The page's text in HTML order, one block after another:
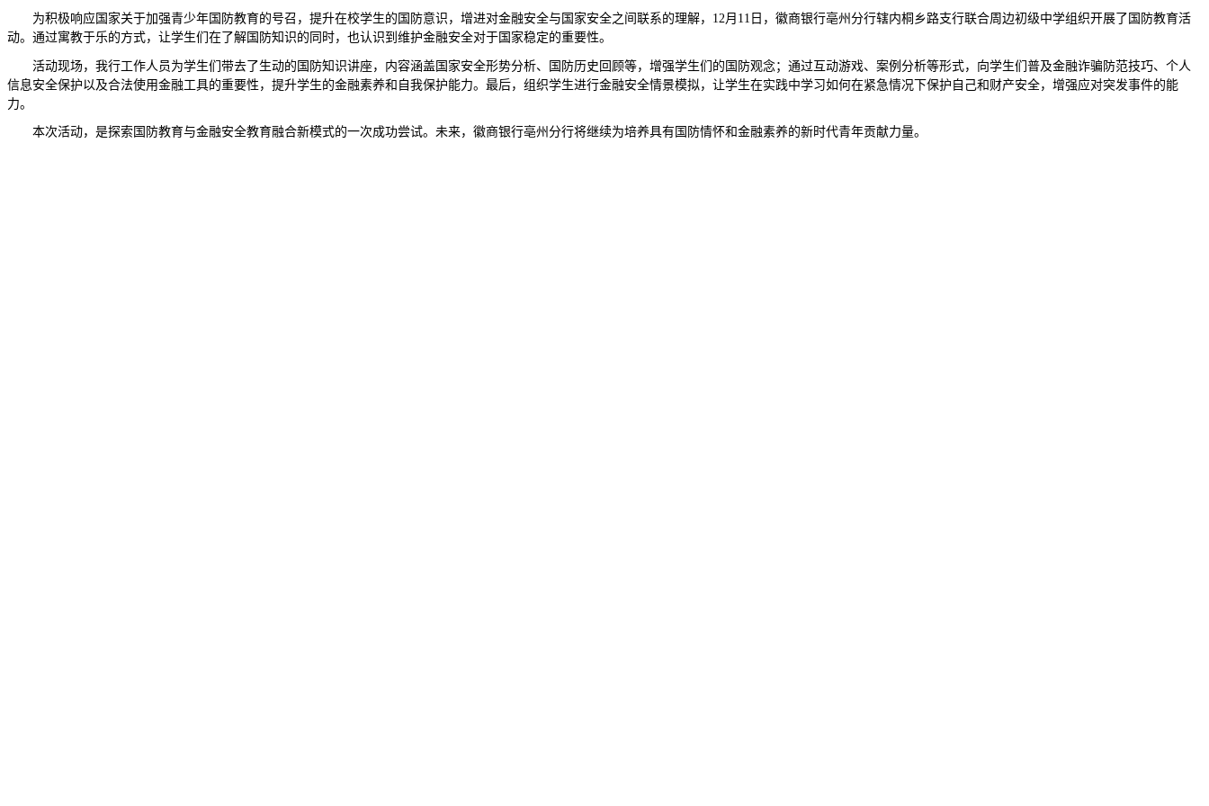
为积极响应国家关于加强青少年国防教育的号召，提升在校学生的国防意识，增进对金融安全与国家安全之间联系的理解， 12月11日，徽商银行亳州分行辖内桐乡路支行联合周边初级中学组织开展了国防教育活
动。通过寓教于乐的方式，让学生们在了解国防知识的同时，也认识到维护金融安全对于国家稳定的重要性。
活动现场，我行工作人员为学生们带去了生动的国防知识讲座，内容涵盖国家安全形势分析、国防历史回顾等，增强学生们的国防观念；通过互动游戏、案例分析等形式，向学生们普及金融诈骗防范技巧、个人
信息安全保护以及合法使用金融工具的重要性，提升学生的金融素养和自我保护能力。最后，组织学生进行金融安全情景模拟，让学生在实践中学习如何在紧急情况下保护自己和财产安全，增强应对突发事件的能
力。
本次活动，是探索国防教育与金融安全教育融合新模式的一次成功尝试。未来，徽商银行亳州分行将继续为培养具有国防情怀和金融素养的新时代青年贡献力量。